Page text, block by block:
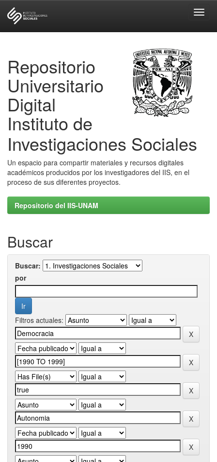
Repositorio
Universitario
Digital
Instituto de
Investigaciones Sociales
Un espacio para compartir materiales y recursos digitales
académicos producidos por los investigadores del IIS, en el
proceso de sus diferentes proyectos.
Repositorio del IIS-UNAM
Buscar
Buscar:
por
Filtros actuales: